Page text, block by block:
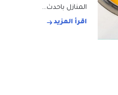
المنازل باحدث…
اقرأ المزيد